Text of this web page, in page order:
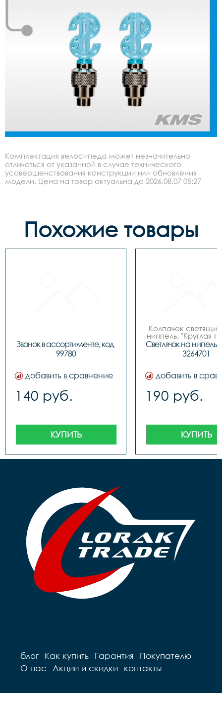
Комплектация велосипеда может незначительно
отличаться от указанной в случае технического
усовершенствования конструкции или обновления
модели. Цена на товар актуальна до 2026.08.07 05:27
Похожие товары
Звонок в ассортименте, код
99780
добавить в сравнение
140 руб.
КУПИТЬ
Колпачок
ниппель, "Круглая
инд. упак.
Светлячок на нипель
3264701
добавить в
190 руб.
КУПИТЬ
блог Как купить Гарантия
Покупателю
О нас
Акции и скидки контакты